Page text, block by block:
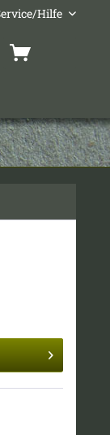
Hilfe